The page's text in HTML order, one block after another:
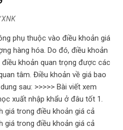
XNK
phụ thuộc vào điều khoản giá
hàng hóa. Do đó, điều khoản
khoản quan trọng được các
tâm. Điều khoản về giá bao
sau: >>>>> Bài viết xem
xuất nhập khẩu ở đâu tốt 1.
giá trong điều khoản giá cả
giá trong điều khoản giá cả